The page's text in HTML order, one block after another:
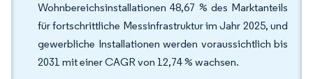
Wohnbereichsinstallationen 48,67 % des Marktanteils
für fortschrittliche Messinfrastruktur im Jahr 2025, und
gewerbliche Installationen werden voraussichtlich bis
2031 mit einer CAGR von 12,74 % wachsen.